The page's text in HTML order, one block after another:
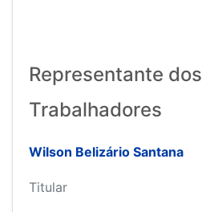
Representante dos
Trabalhadores
Wilson Belizário Santana
Titular